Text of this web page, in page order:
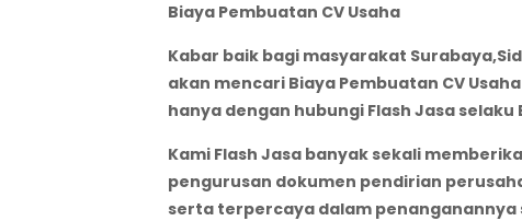
Biaya Pembuatan CV Usaha
Kabar baik bagi masyarakat
akan mencari Biaya Pembuatan CV
hanya dengan hubungi Flash Jasa selaku
Kami Flash Jasa banyak sekali
pengurusan dokumen pendirian
serta terpercaya dalam penanganannya